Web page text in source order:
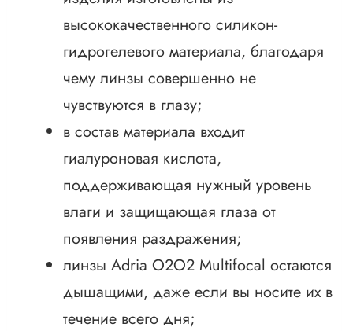
высококачественного силикон-
гидрогелевого материала, благодаря
чему линзы совершенно не
чувствуются в глазу;
в состав материала входит
гиалуроновая кислота,
поддерживающая нужный уровень
влаги и защищающая глаза от
появления раздражения;
линзы Adria O2O2 Multifocal остаются
дышащими, даже если вы носите их в
течение всего дня;